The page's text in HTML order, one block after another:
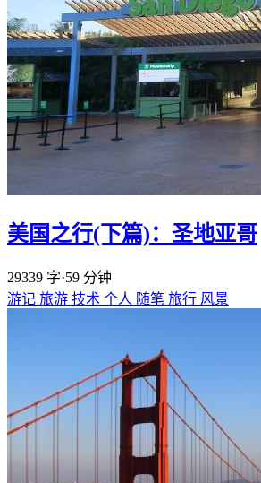
美国之行(下篇)：圣地亚哥
29339 字·59 分钟
游记 旅游 技术 个人 随笔 旅行 风景